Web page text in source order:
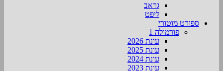
גראב
ליפט
ספורט מוטורי
פורמולה 1
עונת 2026
עונת 2025
עונת 2024
עונת 2023